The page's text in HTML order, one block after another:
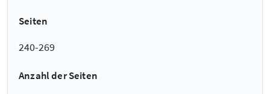
Seiten
240-269
Anzahl der Seiten